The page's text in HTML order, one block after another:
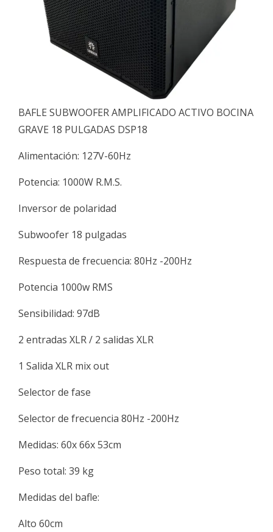
BAFLE SUBWOOFER AMPLIFICADO ACTIVO BOCINA
GRAVE 18 PULGADAS DSP18
Alimentación: 127V-60Hz
Potencia: 1000W R.M.S.
Inversor de polaridad
Subwoofer 18 pulgadas
Respuesta de frecuencia: 80Hz -200Hz
Potencia 1000w RMS
Sensibilidad: 97dB
2 entradas XLR / 2 salidas XLR
1 Salida XLR mix out
Selector de fase
Selector de frecuencia 80Hz -200Hz
Medidas: 60x 66x 53cm
Peso total: 39 kg
Medidas del bafle:
Alto 60cm